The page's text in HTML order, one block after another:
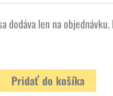
dodáva len na
Pridať do košíka